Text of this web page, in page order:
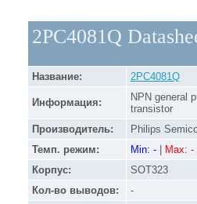
2PC4081Q
Название: 2PC4081Q
Информация:
NPN general
transistor
Производитель:
Philips
Темп. режим:
Min: -|
Max: -
Корпус:
SOT323
Кол-во выводов:
-